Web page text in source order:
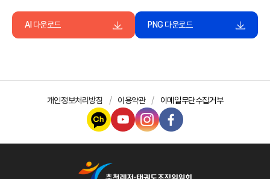
AI 다운로드 PNG 다운로드
개인정보처리방침 이용약관 이메일무단수집거부